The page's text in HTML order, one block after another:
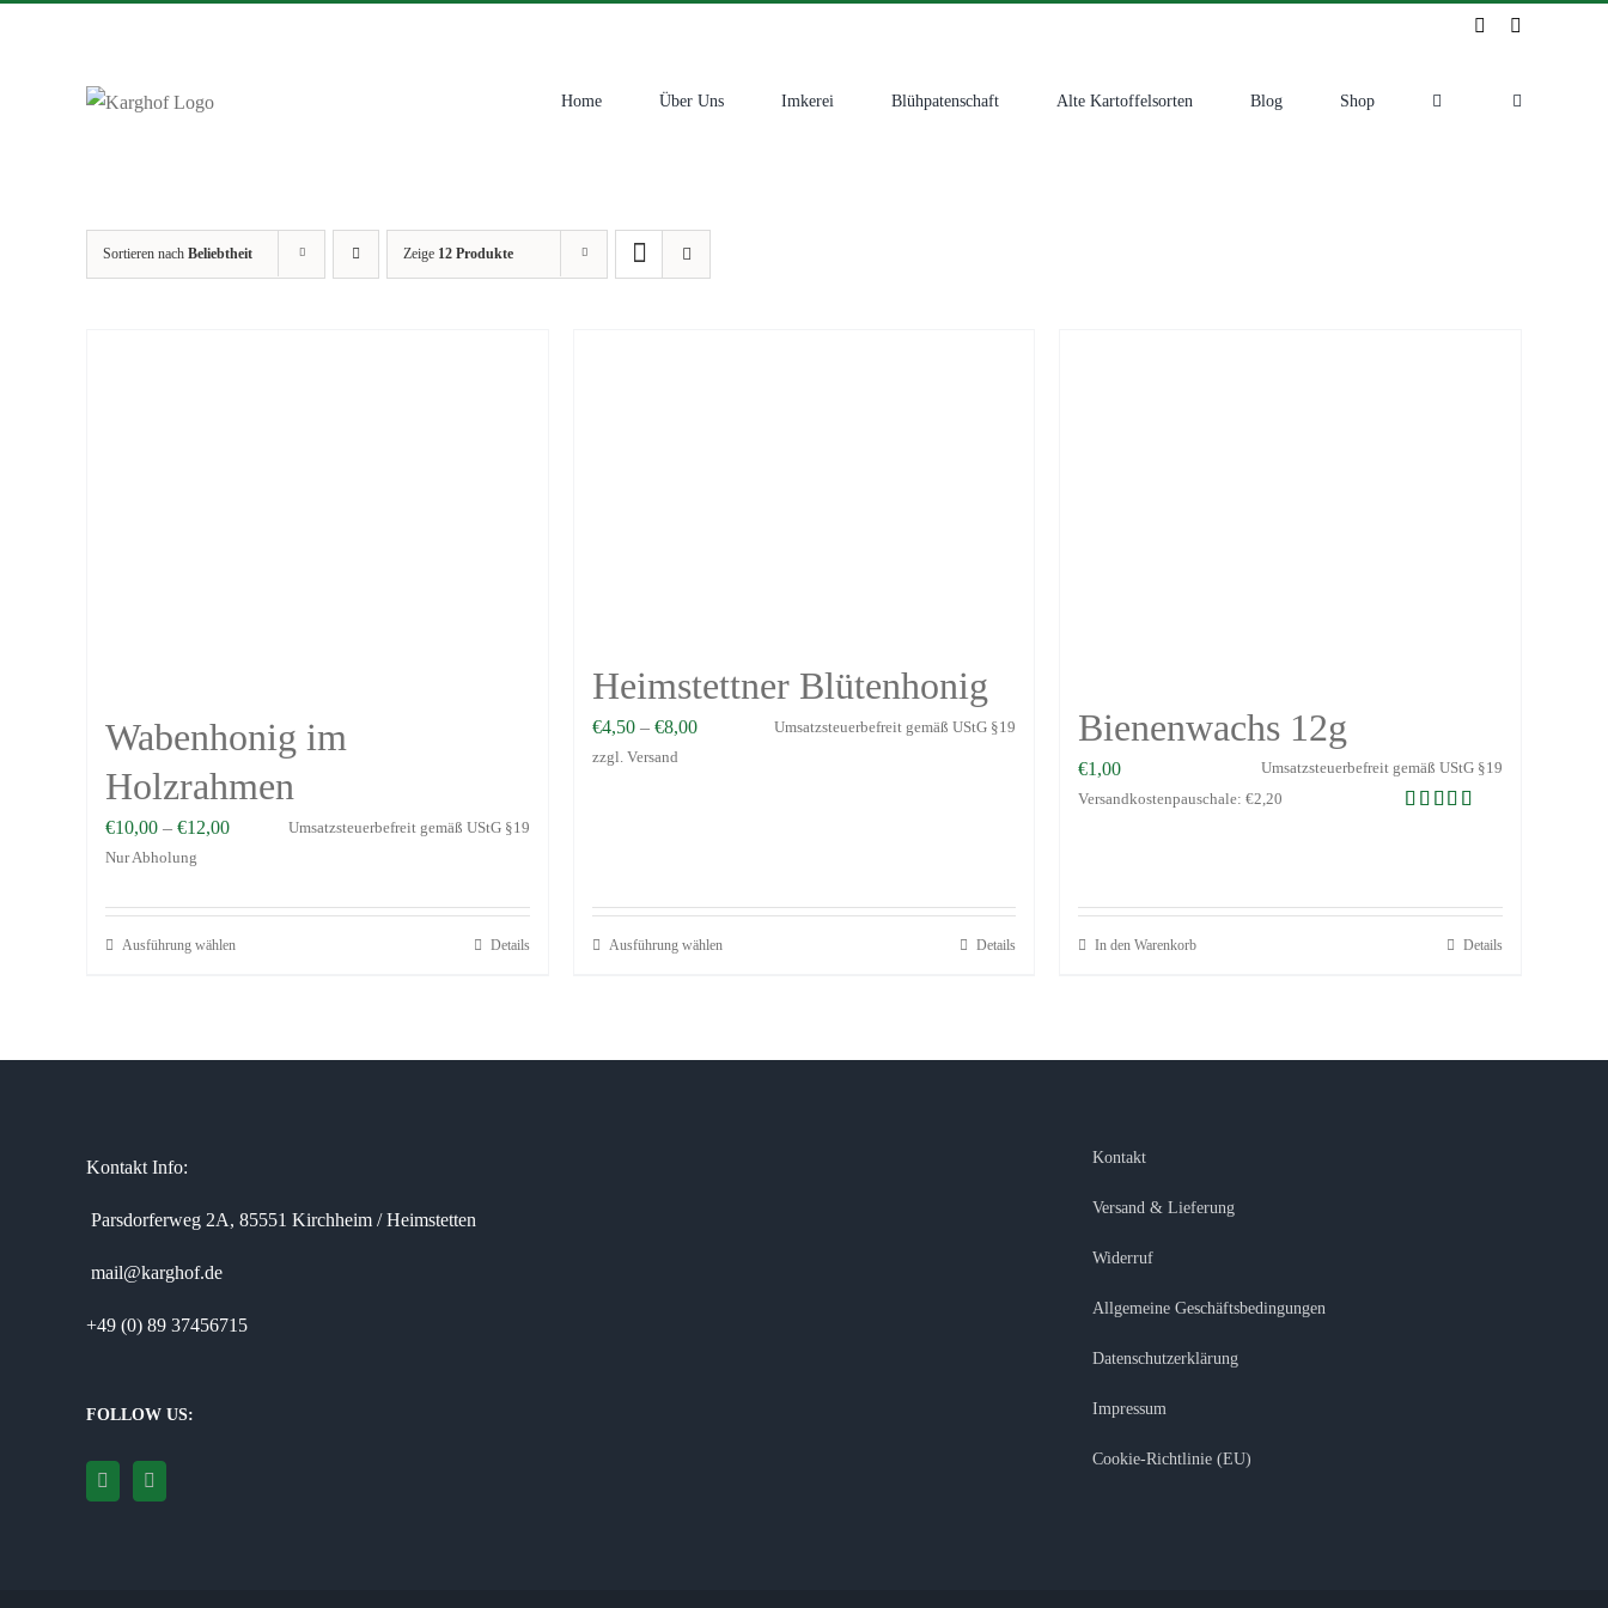
Instagram
Home Über Uns Imkerei Blühpatenschaft Alte Kartoffelsorten Blog Shop
Sortieren nach Beliebtheit Zeige 12 Produkte
Wabenhonig im
Holzrahmen
€10,00 – €12,00
Umsatzsteuerbefreit gemäß UStG §19
Nur Abholung
Ausführung wählen Details
Heimstettner Blütenhonig
€4,50– €8,00
Umsatzsteuerbefreit gemäß UStG §19
zzgl. Versand
Ausführung wählen Details
Bienenwachs 12g
€1,00
Umsatzsteuerbefreit gemäß UStG §19
Versandkostenpauschale: €2,20
In den Warenkorb Details
Kontakt Info:
Parsdorferweg 2A, 85551 Kirchheim / Heimstetten
mail@karghof.de
+49 (0) 89 37456715
FOLLOW US:
Kontakt
Versand & Lieferung
Widerruf
Allgemeine Geschäftsbedingungen
Datenschutzerklärung
Impressum
Cookie-Richtlinie (EU)